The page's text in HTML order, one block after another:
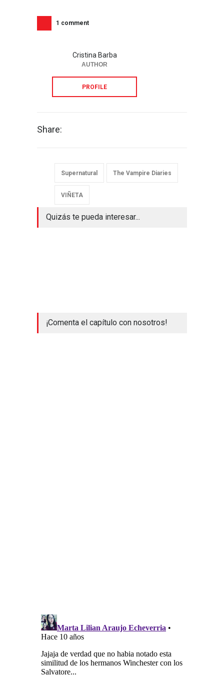
1 comment
Cristina Barba
AUTHOR
PROFILE
Share:
Supernatural The Vampire Diaries
VIÑETA
Quizás te pueda interesar...
¡Comenta el capítulo con nosotros!